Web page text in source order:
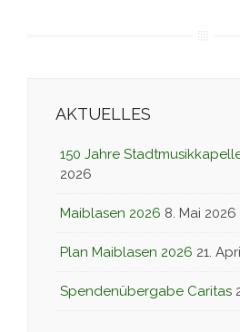
AKTUELLES
150 Jahre
2026
Maiblasen 2026 8. Mai 2026
Plan Maiblasen 2026 21.
Spendenübergabe Caritas